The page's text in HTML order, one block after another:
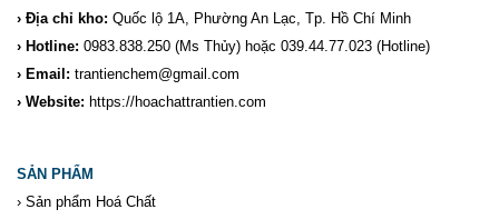
› Địa chỉ kho: Quốc lộ 1A, Phường An Lạc, Tp. Hồ Chí Minh
› Hotline: 0983.838.250(Ms Thủy) hoặc 039.44.77.023(Hotline)
› Email: trantienchem@gmail.com
› Website: https://hoachattrantien.com
SẢN PHẨM
› Sản phẩm Hoá Chất